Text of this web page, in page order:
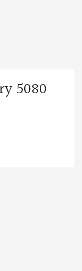
5080